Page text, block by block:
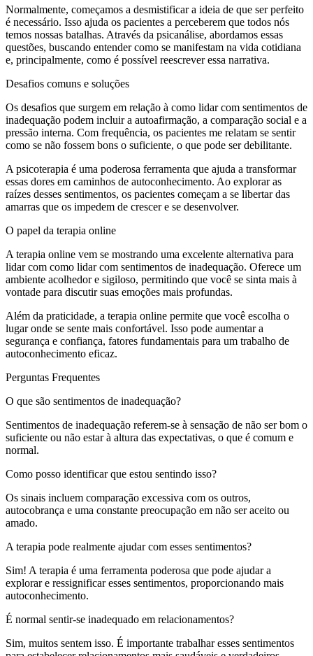
Normalmente, começamos a desmistificar a ideia de que ser perfeito
é necessário. Isso ajuda os pacientes a perceberem que todos nós
temos nossas batalhas. Através da psicanálise, abordamos essas
questões, buscando entender como se manifestam na vida cotidiana
e, principalmente, como é possível reescrever essa narrativa.
Desafios comuns e soluções
Os desafios que surgem em relação à como lidar com sentimentos de
inadequação podem incluir a autoafirmação, a comparação social e a
pressão interna. Com frequência, os pacientes me relatam se sentir
como se não fossem bons o suficiente, o que pode ser debilitante.
A psicoterapia é uma poderosa ferramenta que ajuda a transformar
essas dores em caminhos de autoconhecimento. Ao explorar as
raízes desses sentimentos, os pacientes começam a se libertar das
amarras que os impedem de crescer e se desenvolver.
O papel da terapia online
A terapia online vem se mostrando uma excelente alternativa para
lidar com como lidar com sentimentos de inadequação. Oferece um
ambiente acolhedor e sigiloso, permitindo que você se sinta mais à
vontade para discutir suas emoções mais profundas.
Além da praticidade, a terapia online permite que você escolha o
lugar onde se sente mais confortável. Isso pode aumentar a
segurança e confiança, fatores fundamentais para um trabalho de
autoconhecimento eficaz.
Perguntas Frequentes
O que são sentimentos de inadequação?
Sentimentos de inadequação referem-se à sensação de não ser bom o
suficiente ou não estar à altura das expectativas, o que é comum e
normal.
Como posso identificar que estou sentindo isso?
Os sinais incluem comparação excessiva com os outros,
autocobrança e uma constante preocupação em não ser aceito ou
amado.
A terapia pode realmente ajudar com esses sentimentos?
Sim! A terapia é uma ferramenta poderosa que pode ajudar a
explorar e ressignificar esses sentimentos, proporcionando mais
autoconhecimento.
É normal sentir-se inadequado em relacionamentos?
Sim, muitos sentem isso. É importante trabalhar esses sentimentos